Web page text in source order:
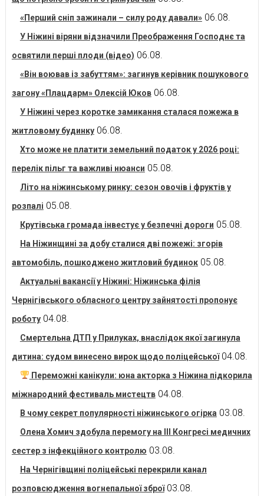
«Перший сніп зажинали – силу роду давали» 06.08.
У Ніжині віряни відзначили Преображення Господнє та
освятили перші плоди (відео) 06.08.
«Він воював із забуттям»: загинув керівник пошукового
загону «Плацдарм» Олексій Юков 06.08.
У Ніжині через коротке замикання сталася пожежа в
житловому будинку 06.08.
Хто може не платити земельний податок у 2026 році:
перелік пільг та важливі нюанси 05.08.
Літо на ніжинському ринку: сезон овочів і фруктів у
розпалі 05.08.
Крутівська громада інвестує у безпечні дороги 05.08.
На Ніжинщині за добу сталися дві пожежі: згорів
автомобіль, пошкоджено житловий будинок 05.08.
Актуальні вакансії у Ніжині: Ніжинська філія
Чернігівського обласного центру зайнятості пропонує
роботу 04.08.
Смертельна ДТП у Прилуках, внаслідок якої загинула
дитина: судом винесено вирок щодо поліцейської 04.08.
Переможні канікули: юна акторка з Ніжина підкорила
міжнародний фестиваль мистецтв 04.08.
В чому секрет популярності ніжинського огірка 03.08.
Олена Хомич здобула перемогу на ІІІ Конгресі медичних
сестер з інфекційного контролю 03.08.
На Чернігівщині поліцейські перекрили канал
розповсюдження вогнепальної зброї 03.08.